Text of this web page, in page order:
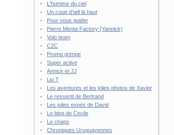
L'humeur du ciel
Un coup d'œil là haut
Pour vous guider
Pierre Menta Factory (Yannick)
Volo team
C2C
Promo grimpe
Super active
Annick et JJ
Lio T
Les aventures et les jolies photos de Xavier
Le ressenti de Bertrand
Les jolies expés de David
Le blog de Cecile
Le chaps
Chroniques Uruguayennes